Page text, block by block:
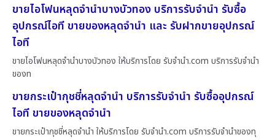
ขายไอโฟนหลุดจำนำบางบัวทอง บริการรับจำนำ รับซื้อ
อุปกรณ์ไอที ขายของหลุดจำนำ และ รับฝากขายอุปกรณ์
ไอที
ขายไอโฟนหลุดจำนำบางบัวทอง ให้บริการโดย รับจํานํา.com บริการรับจำนำ
ของท
ขายกระเป๋ากุชชี่หลุดจำนำ บริการรับจำนำ รับซื้ออุปกรณ์
ไอที ขายของหลุดจำนำ
ขายกระเป๋ากุชชี่หลุดจำนำ ให้บริการโดย รับจํานํา.com บริการรับจำนำของทุ